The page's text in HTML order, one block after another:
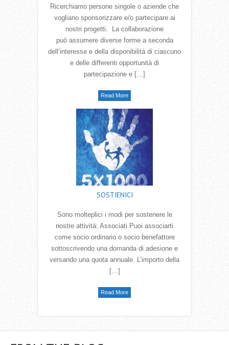
Ricerchiamo persone singole o aziende che
vogliano sponsorizzare e/o partecipare ai
nostri progetti. La collaborazione
può assumere diverse forme a seconda
dell‛interesse e della disponibilità di ciascuno
e delle differenti opportunità di
partecipazione e […]
Read More
SOSTIENICI
Sono molteplici i modi per sostenere le
nostre attività: Associati Puoi associarti
come socio ordinario o socio benefattore
sottoscrivendo una domanda di adesione e
versando una quota annuale. L’importo della
[…]
Read More